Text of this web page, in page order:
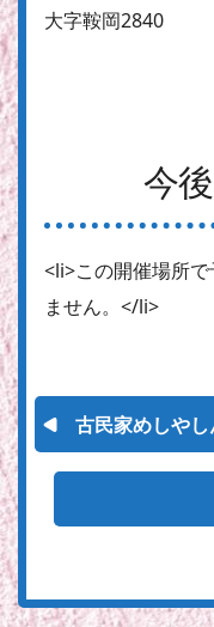
大字鞍岡2840
今
<li>この開催場所
ません。</li>
古民家めしやし